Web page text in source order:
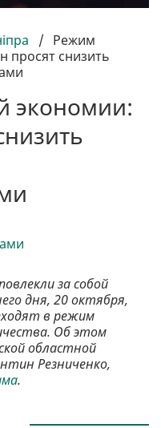
/ Режим
просят снизить
экономии:
за собой
дня, 20 октября,
в режим
Об этом
областной
Резниченко,
.